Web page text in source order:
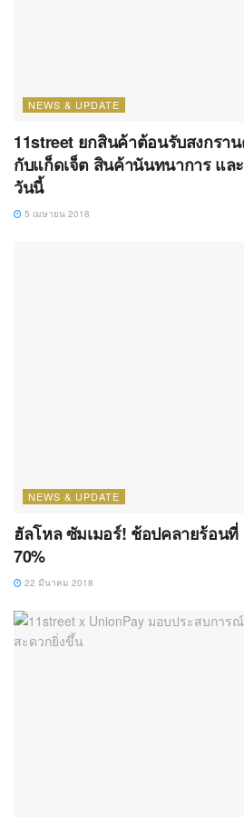
NEWS & UPDATE
11street ยกสินค้าต้อนรับสงกรา
กับแก็ดเจ็ต สินค้านันทนาการ แล
วันนี้
5 เมษายน 2018
NEWS & UPDATE
ฮัลโหล ซัมเมอร์! ช้อปคลายร้อนที่
70%
22 มีนาคม 2018